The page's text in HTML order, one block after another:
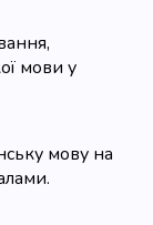
мови у
мову на